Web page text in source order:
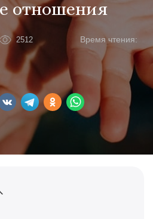
отношения
2512
Время чтения: